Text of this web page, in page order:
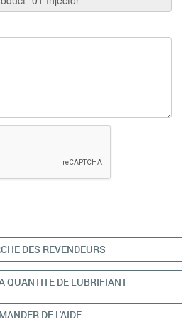
DES REVENDEURS
QUANTITE DE LUBRIFIANT
DE L'AIDE